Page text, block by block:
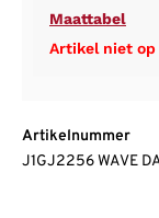
Maattabel
Artikel niet op
Artikelnummer
J1GJ2256 WAVE